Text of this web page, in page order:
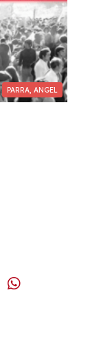
PARRA, ANGEL